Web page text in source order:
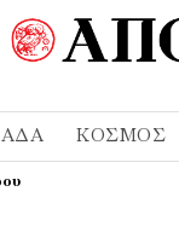
ΚΌΣΜΟΣ